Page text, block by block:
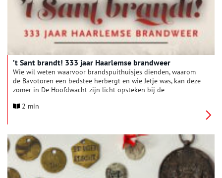
’t Sant brandt! 333 jaar Haarlemse brandweer
Wie wil weten waarvoor brandspuithuisjes dienden, waarom
de Bavotoren een bedstee herbergt en wie Jetje was, kan deze
zomer in De Hoofdwacht zijn licht opsteken bij de
2 min